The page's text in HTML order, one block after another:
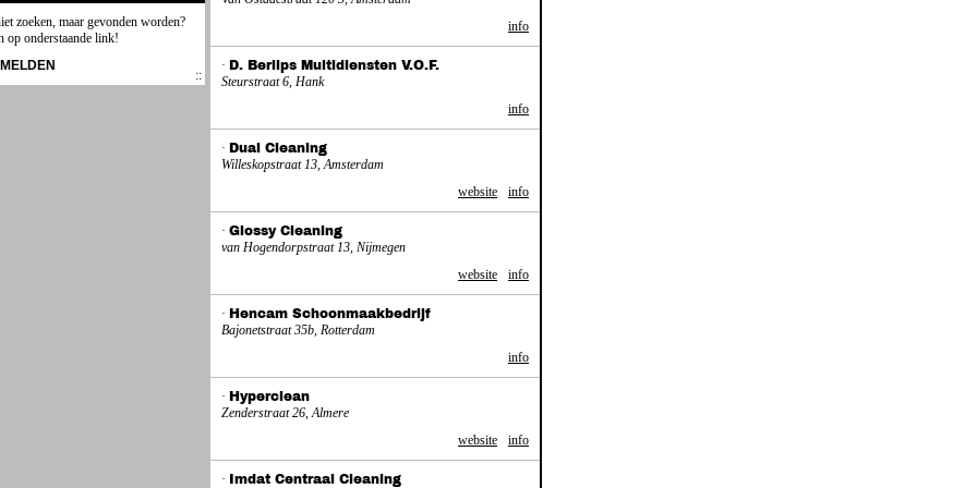
zoeken, maar gevonden worden?
op onderstaande link!
info
· D. Berlips Multidiensten V.O.F.
Steurstraat 6, Hank
info
· Dual Cleaning
Willeskopstraat 13, Amsterdam
website
info
· Glossy Cleaning
van Hogendorpstraat 13, Nijmegen
website
info
· Hencam Schoonmaakbedrijf
Bajonetstraat 35b, Rotterdam
info
· Hyperclean
Zenderstraat 26, Almere
website
info
·
Imdat Centraal Cleaning